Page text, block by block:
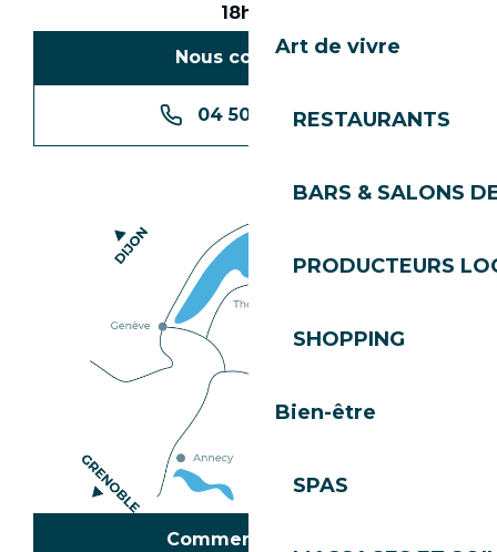
Art de vivre
RESTAURANTS
BARS & SALONS
PRODUCTEURS
SHOPPING
Bien-être
SPAS
18h30
Nous contacter
04 50 74 74 74
Comment venir ?